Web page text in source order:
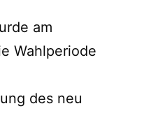
am
Wahlperiode
des neu